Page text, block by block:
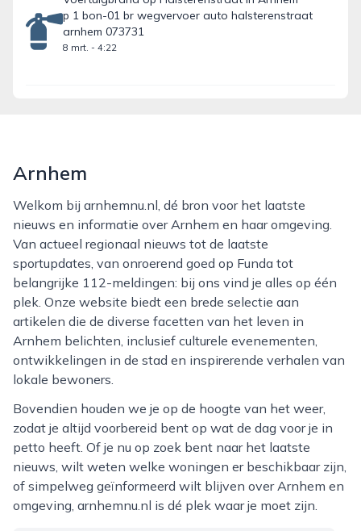
p 1 bon-01 br wegvervoer auto halsterenstraat
arnhem 073731
8 mrt. - 4:22
Arnhem
Welkom bij arnhemnu.nl, dé bron voor het laatste
nieuws en informatie over Arnhem en haar omgeving.
Van actueel regionaal nieuws tot de laatste
sportupdates, van onroerend goed op Funda tot
belangrijke 112-meldingen: bij ons vind je alles op één
plek. Onze website biedt een brede selectie aan
artikelen die de diverse facetten van het leven in
Arnhem belichten, inclusief culturele evenementen,
ontwikkelingen in de stad en inspirerende verhalen van
lokale bewoners.
Bovendien houden we je op de hoogte van het weer,
zodat je altijd voorbereid bent op wat de dag voor je in
petto heeft. Of je nu op zoek bent naar het laatste
nieuws, wilt weten welke woningen er beschikbaar zijn,
of simpelweg geïnformeerd wilt blijven over Arnhem en
omgeving, arnhemnu.nl is dé plek waar je moet zijn.